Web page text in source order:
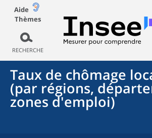
Aide
Thèmes
RECHERCHE
Taux de chômage
(par régions,
zones d'emploi)